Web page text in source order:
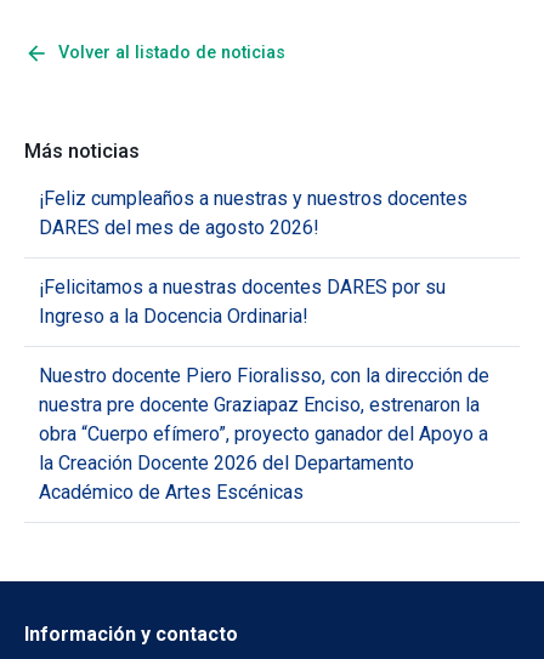
arrow_back Volver al listado de noticias
Más noticias
¡Feliz cumpleaños a nuestras y nuestros docentes
DARES del mes de agosto 2026!
¡Felicitamos a nuestras docentes DARES por su
Ingreso a la Docencia Ordinaria!
Nuestro docente Piero Fioralisso, con la dirección de
nuestra pre docente Graziapaz Enciso, estrenaron la
obra “Cuerpo efímero”, proyecto ganador del Apoyo a
la Creación Docente 2026 del Departamento
Académico de Artes Escénicas
Información y contacto